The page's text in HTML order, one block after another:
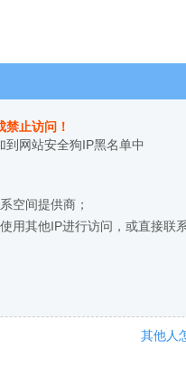
止访问！
网站安全狗IP黑名单中
空间提供商；
用其他IP进行访问，或直接联
其他人